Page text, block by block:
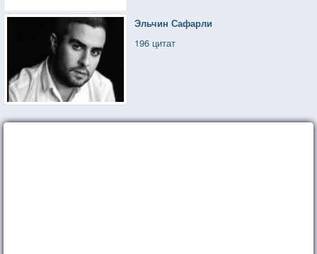
Эльчин Сафарли
196 цитат